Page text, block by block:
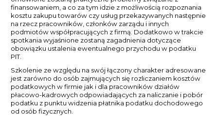
finansowaniem, a co za tym idzie z możliwością rozpoznania
kosztu zakupu towarów czy usług przekazywanych następnie
na rzecz pracowników, członków zarządu i innych
podmiotów współpracujących z firmą. Dodatkowo w trakcie
spotkania wyjaśnione zostaną zagadnienia dotyczące
obowiązku ustalenia ewentualnego przychodu w podatku
PIT.
Szkolenie ze względu na swój łączony charakter adresowane
jest zarówno do osób zajmujących się rozliczaniem kosztów
podatkowych w firmie jak i dla pracowników działów
płacowo-kadrowych odpowiadających za naliczanie i pobór
podatku z punktu widzenia płatnika podatku dochodowego
od osób fizycznych.